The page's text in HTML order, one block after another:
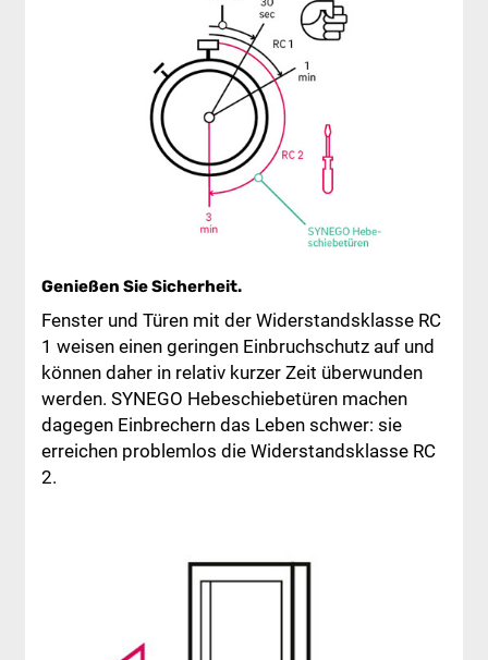
Genießen Sie Sicherheit.
Fenster und Türen mit der Widerstandsklasse RC
1 weisen einen geringen Einbruchschutz auf und
können daher in relativ kurzer Zeit überwunden
werden. SYNEGO Hebeschiebetüren machen
dagegen Einbrechern das Leben schwer: sie
erreichen problemlos die Widerstandsklasse RC
2.